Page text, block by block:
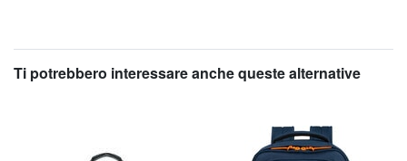
Ti potrebbero interessare anche queste alternative